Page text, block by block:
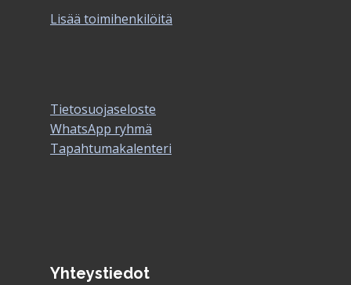
Lisää toimihenkilöitä
Tietosuojaseloste
WhatsApp ryhmä
Tapahtumakalenteri
Yhteystiedot